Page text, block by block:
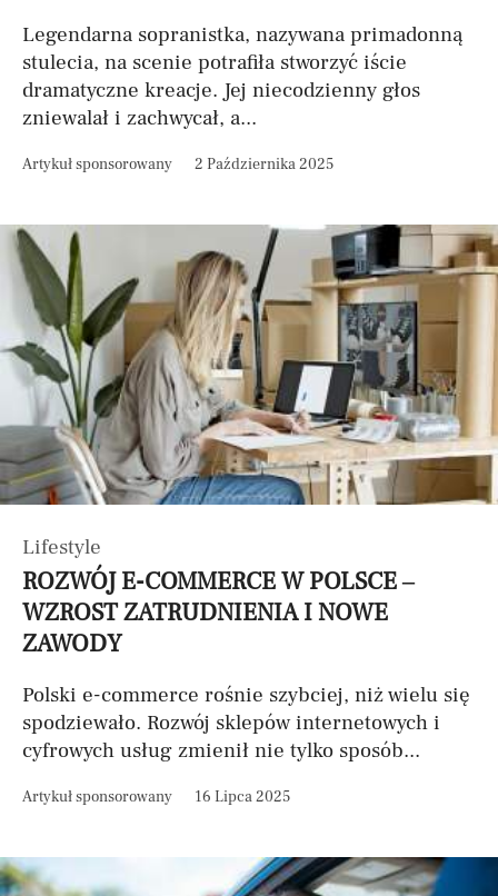
Legendarna sopranistka, nazywana primadonną
stulecia, na scenie potrafiła stworzyć iście
dramatyczne kreacje. Jej niecodzienny głos
zniewalał i zachwycał, a...
Artykuł sponsorowany 2 Października 2025
Lifestyle
ROZWÓJ E-COMMERCE W POLSCE –
WZROST ZATRUDNIENIA I NOWE
ZAWODY
Polski e-commerce rośnie szybciej, niż wielu się
spodziewało. Rozwój sklepów internetowych i
cyfrowych usług zmienił nie tylko sposób...
Artykuł sponsorowany 16 Lipca 2025